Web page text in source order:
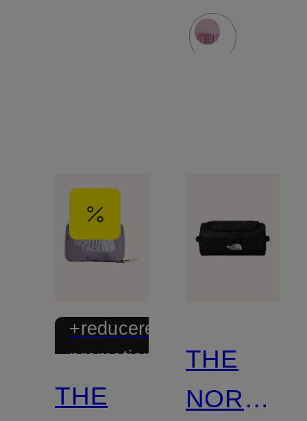
+reducere
promoțională
THE
THE
NORTH